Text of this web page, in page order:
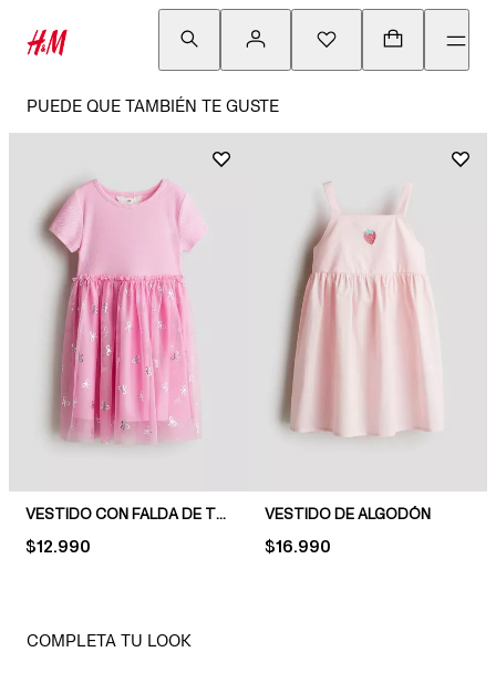
PUEDE QUE TAMBIÉN TE GUSTE
VESTIDO CON FALDA DE TUL
PRICE:
$12.990
VESTIDO DE ALGODÓN
PRICE:
$16.990
COMPLETA TU LOOK